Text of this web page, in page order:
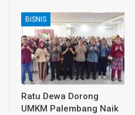
BISNIS
Ratu Dewa Dorong
UMKM Palembang Naik